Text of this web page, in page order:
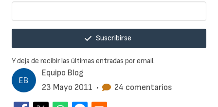
Equipo Blog
23 Mayo 2011 • 24 comentarios
Suscribirse
Y deja de recibir las últimas entradas por email.